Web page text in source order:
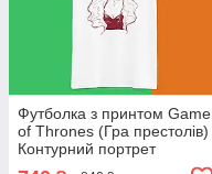
Футболка з принтом Game
of Thrones (Гра престолів)
Контурний портрет